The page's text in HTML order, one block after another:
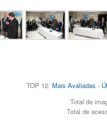
TOP 12: Mais Avaliadas -
Total de
Total de